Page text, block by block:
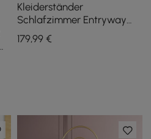
Kleiderständer
Schlafzimmer Entryway
Garderobe Freistehender
Kaktus Hall Tree in Grün
179,99€